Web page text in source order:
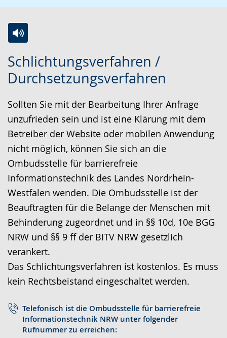
Schlichtungsverfahren /
Durchsetzungsverfahren
Sollten Sie mit der Bearbeitung Ihrer Anfrage
unzufrieden sein und ist eine Klärung mit dem
Betreiber der Website oder mobilen Anwendung
nicht möglich, können Sie sich an die
Ombudsstelle für barrierefreie
Informationstechnik des Landes Nordrhein-
Westfalen wenden. Die Ombudsstelle ist der
Beauftragten für die Belange der Menschen mit
Behinderung zugeordnet und in §§ 10d, 10e BGG
NRW und §§ 9 ff der BITV NRW gesetzlich
verankert.
Das Schlichtungsverfahren ist kostenlos. Es muss
kein Rechtsbeistand eingeschaltet werden.
Telefonisch ist die Ombudsstelle für barrierefreie
Informationstechnik NRW unter folgender
Rufnummer zu erreichen:
u
r
e
i
c
h
t
e
n
S
p
r
a
c
h
e
w
k
v
i
e
r
e
A
u
d
i
o
-
U
n
t
e
i
n
i
d
e
o
i
n
D
e
u
t
s
c
h
e
r